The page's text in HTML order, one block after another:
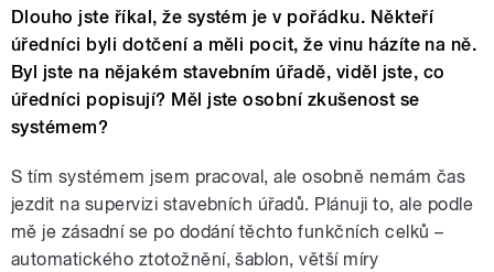
Dlouho jste říkal, že systém je v pořádku. Někteří
úředníci byli dotčení a měli pocit, že vinu házíte na ně.
Byl jste na nějakém stavebním úřadě, viděl jste, co
úředníci popisují? Měl jste osobní zkušenost se
systémem?
S tím systémem jsem pracoval, ale osobně nemám čas
jezdit na supervizi stavebních úřadů. Plánuji to, ale podle
mě je zásadní se po dodání těchto funkčních celků –
automatického ztotožnění, šablon, větší míry